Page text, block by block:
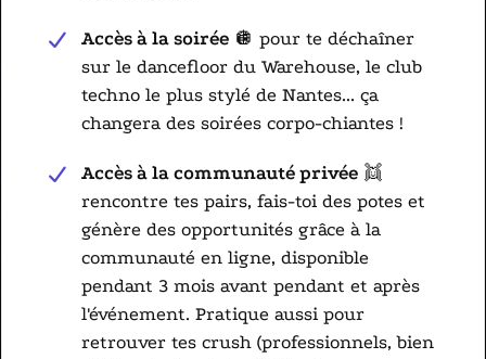
Accès à la soirée🪩 pour te déchaîner
sur le dancefloor du Warehouse, le club
techno le plus stylé de Nantes... ça
changera des soirées corpo-chiantes !
Accès à la communauté privée👯
rencontre tes pairs, fais-toi des potes et
génère des opportunités grâce à la
communauté en ligne, disponible
pendant 3 mois avant pendant et après
l'événement. Pratique aussi pour
retrouver tes crush (professionnels, bien